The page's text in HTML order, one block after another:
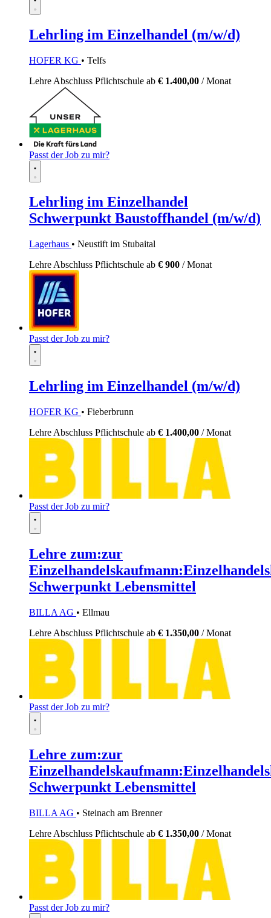
Lehrling im Einzelhandel (m/w/d)
HOFER KG • Telfs
Lehre Abschluss Pflichtschule ab € 1.400,00 / Monat
Passt der Job zu mir?
Lehrling im Einzelhandel
Schwerpunkt Baustoffhandel (m/w/d)
Lagerhaus • Neustift im Stubaital
Lehre Abschluss Pflichtschule ab € 900 / Monat
Passt der Job zu mir?
Lehrling im Einzelhandel (m/w/d)
HOFER KG • Fieberbrunn
Lehre Abschluss Pflichtschule ab € 1.400,00 / Monat
Passt der Job zu mir?
Lehre zum:zur
Schwerpunkt Lebensmittel
BILLA AG • Ellmau
Lehre Abschluss Pflichtschule ab € 1.350,00 / Monat
Passt der Job zu mir?
Lehre zum:zur
Schwerpunkt Lebensmittel
BILLA AG • Steinach am Brenner
Lehre Abschluss Pflichtschule ab € 1.350,00 / Monat
Passt der Job zu mir?